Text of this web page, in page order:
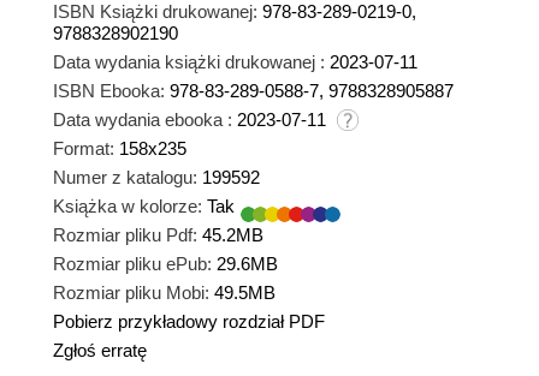
ISBN Książki drukowanej: 978-83-289-0219-0,
9788328902190
Data wydania książki drukowanej : 2023-07-11
ISBN Ebooka: 978-83-289-0588-7, 9788328905887
Data wydania ebooka : 2023-07-11
Format: 158x235
Numer z katalogu: 199592
Książka w kolorze: Tak
Rozmiar pliku Pdf: 45.2MB
Rozmiar pliku ePub: 29.6MB
Rozmiar pliku Mobi: 49.5MB
Pobierz przykładowy rozdział PDF
Zgłoś erratę